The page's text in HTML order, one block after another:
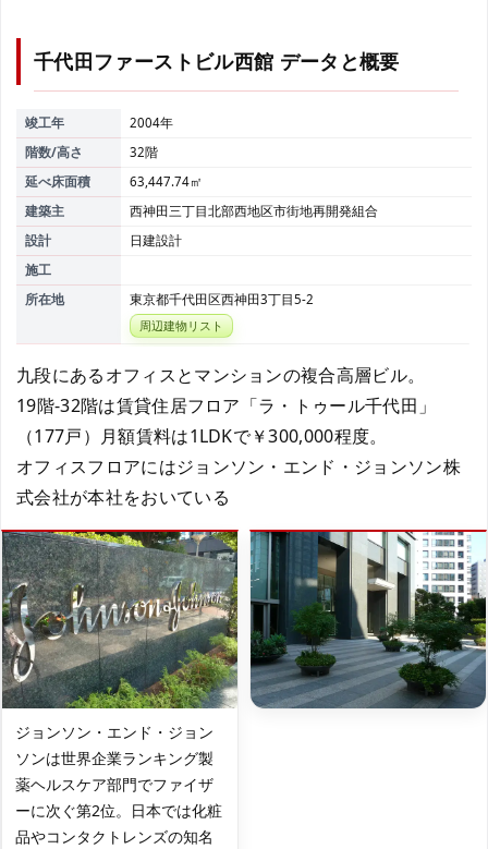
千代田ファーストビル西館 データと概要
竣工年
2004年
階数/高さ
32階
延べ床面積
63,447.74㎡
建築主
西神田三丁目北部西地区市街地再開発組合
設計
日建設計
施工
所在地
東京都千代田区西神田3丁目5-2
周辺建物リスト
九段にあるオフィスとマンションの複合高層ビル。
19階-32階は賃貸住居フロア「ラ・トゥール千代田」
（177戸）月額賃料は1LDKで￥300,000程度。
オフィスフロアにはジョンソン・エンド・ジョンソン株
式会社が本社をおいている
ジョンソン・エンド・ジョン
ソンは世界企業ランキング製
薬ヘルスケア部門でファイザ
ーに次ぐ第2位。日本では化粧
品やコンタクトレンズの知名